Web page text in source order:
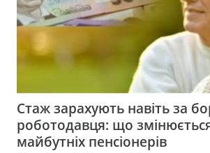
Стаж зарахують навіть за
роботодавця: що
майбутніх пенсіонерів